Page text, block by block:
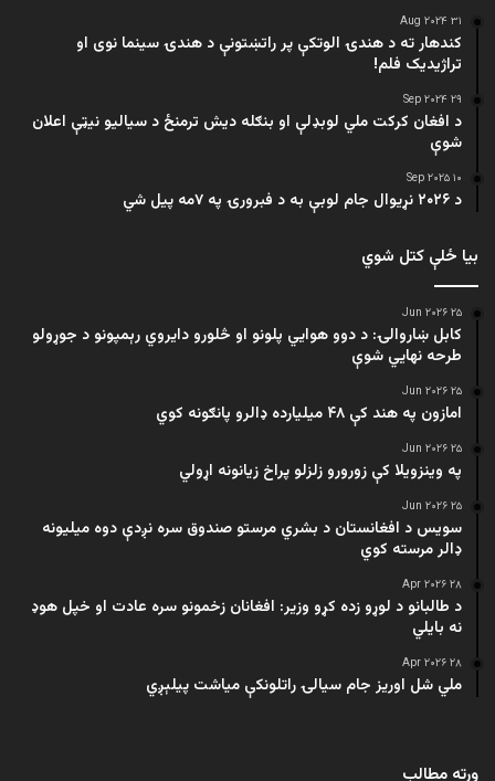
۳۱ Aug ۲۰۲۴
کندهار ته د هندۍ الوتکې پر راتښتونې د هندۍ سینما نوی او
تراژيديک فلم!
۲۹ Sep ۲۰۲۴
د افغان کرکت ملي لوبډلې او بنګله دیش ترمنځ د سیالیو نیټې اعلان
شوې
۱۰ Sep ۲۰۲۵
د ۲۰۲۶ نړیوال جام لوبې به د فبرورۍ په ۷مه پیل شي
بیا ځلې کتل شوي
۲۵ Jun ۲۰۲۶
کابل ښاروالۍ: د دوو هوايي پلونو او څلورو دایروي رېمپونو د جوړولو
طرحه نهایي شوې
۲۵ Jun ۲۰۲۶
امازون په هند کې ۴۸ میلیارده ډالرو پانګونه کوي
۲۵ Jun ۲۰۲۶
په وینزویلا کې زورورو زلزلو پراخ زیانونه اړولي
۲۵ Jun ۲۰۲۶
سویس د افغانستان د بشري مرستو صندوق سره نږدې دوه میلیونه
ډالر مرسته کوي
۲۸ Apr ۲۰۲۶
د طالبانو د لوړو زده کړو وزیر: افغانان زخمونو سره عادت او خپل هوډ
نه بایلي
۲۸ Apr ۲۰۲۶
ملي شل اوریز جام سیالۍ راتلونکې میاشت پیلېږي
ورته مطالب